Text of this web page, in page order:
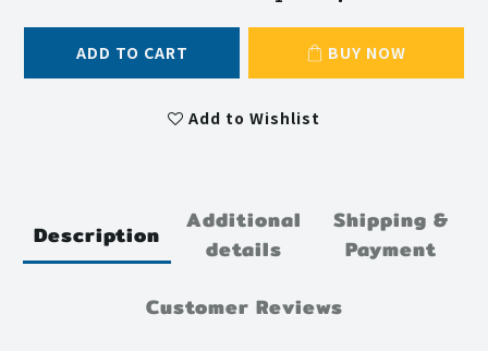
ADD TO CART BUY NOW
Add to Wishlist
Description
Additional
details
Shipping &
Payment
Customer Reviews